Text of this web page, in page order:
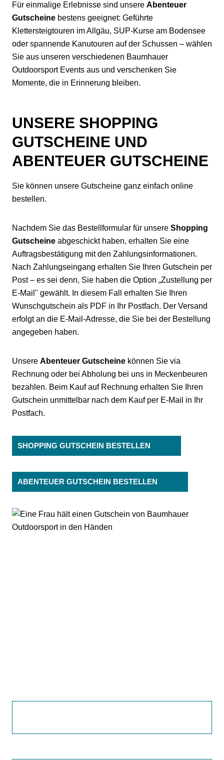
Für einmalige Erlebnisse sind unsere Abenteuer
Gutscheine bestens geeignet: Geführte
Klettersteigtouren im Allgäu, SUP-Kurse am Bodensee
oder spannende Kanutouren auf der Schussen – wählen
Sie aus unseren verschiedenen Baumhauer
Outdoorsport Events aus und verschenken Sie
Momente, die in Erinnerung bleiben.
UNSERE SHOPPING
GUTSCHEINE UND
ABENTEUER GUTSCHEINE
Sie können unsere Gutscheine ganz einfach online
bestellen.
Nachdem Sie das Bestellformular für unsere Shopping
Gutscheine abgeschickt haben, erhalten Sie eine
Auftragsbestätigung mit den Zahlungsinformationen.
Nach Zahlungseingang erhalten Sie Ihren Gutschein per
Post – es sei denn, Sie haben die Option „Zustellung per
E-Mail" gewählt. In diesem Fall erhalten Sie Ihren
Wunschgutschein als PDF in Ihr Postfach. Der Versand
erfolgt an die E-Mail-Adresse, die Sie bei der Bestellung
angegeben haben.
Unsere Abenteuer Gutscheine können Sie via
Rechnung oder bei Abholung bei uns in Meckenbeuren
bezahlen. Beim Kauf auf Rechnung erhalten Sie Ihren
Gutschein unmittelbar nach dem Kauf per E-Mail in Ihr
Postfach.
SHOPPING GUTSCHEIN BESTELLEN
ABENTEUER GUTSCHEIN BESTELLEN